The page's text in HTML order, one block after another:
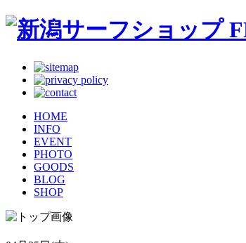
HOME
INFO
EVENT
PHOTO
GOODS
BLOG
SHOP